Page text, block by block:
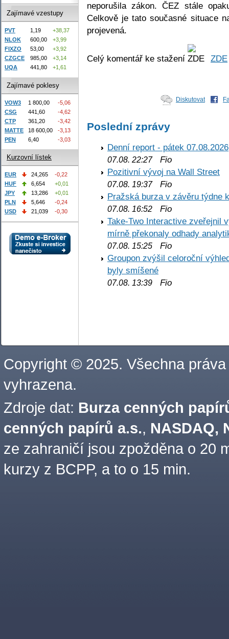
neporušila zákon. ČEZ stále
Celkově je tato současné situace
projevená.
Celý komentář ke stažení ZDE
Diskutovat
Poslední zprávy
Denní report - pátek 07.08.2026
07.08. 22:27Fio
Pozitivní vývoj na Wall Street
07.08. 19:37Fio
Pražská burza v závěru týdne
07.08. 16:52 Fio
Take-Two Interactive zveřejnil
mírně překonaly odhady
07.08. 15:25 Fio
Groupon zvýšil celoroční
byly smíšené
07.08. 13:39 Fio
Zajímavé vzestupy
PVT 1,19
+38,37
NLOK
600,00
+3,99
FIXZO
53,00
+3,92
CZGCE
985,00
+3,14
UQA
441,80 +1,61
Zajímavé poklesy
VOW3 1 800,00
-5,06
CSG
441,60
-4,62
CTP
361,20
-3,42
MATTE
18 600,00
-3,13
PEN
6,40 -3,03
Kurzovní lístek
EUR 24,265
-0,22
HUF
6,654
+0,01
JPY
13,286
+0,01
PLN
5,646
-0,24
USD
21,039 -0,30
Copyright © 2025. Všechna práva
vyhrazena.
Zdroje dat: Burza cenných
cenných papírů a.s., NASDAQ,
ze zahraničí jsou zpožděna o 20
kurzy z BCPP, a to o 15 min.